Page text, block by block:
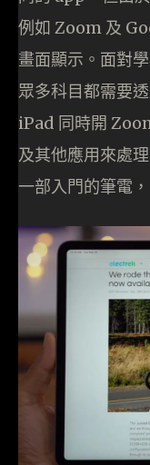
例如 Zoom 及
畫面顯示。面對
眾多科目都需要
iPad 同時開
及其他應用來處
一部入門的筆電